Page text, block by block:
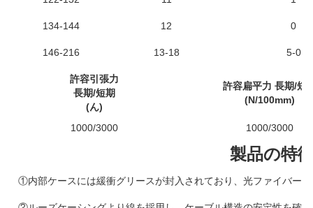
134-144 12 0
146-216 13-18 5-0
許容引張力
長期/短期
(ん)
許容扁平力 長期/短
(N/100mm)
1000/3000 1000/3000
製品の特
①内部ケースには緩衝グリースが封入されており、光ファイバー